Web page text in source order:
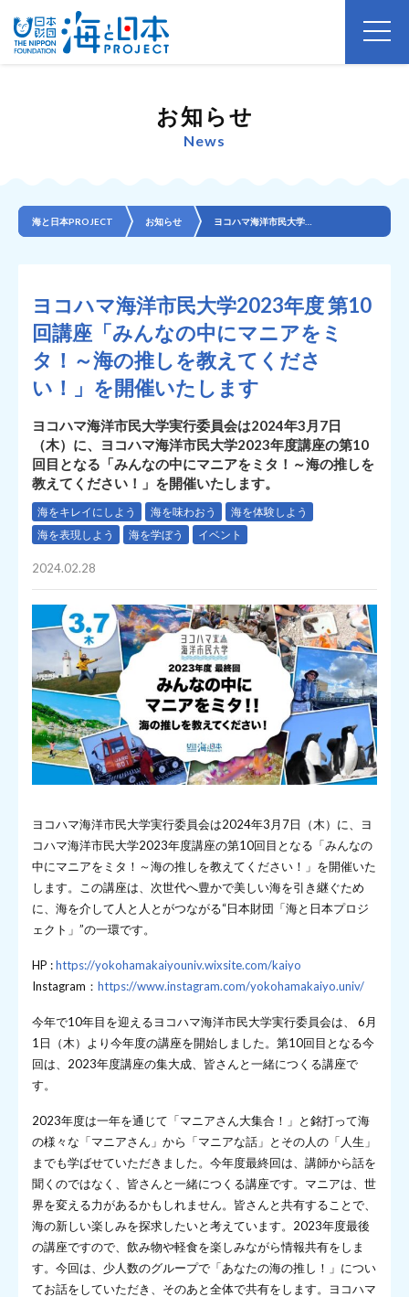
お知らせ
News
海と日本PROJECT お知らせ
ヨコハマ海洋市民大学2023年度 第10
回講座「みんなの中にマニアをミ
タ！～海の推しを教えてくださ
い！」を開催いたします
ヨコハマ海洋市民大学実行委員会は2024年3月7日
（木）に、ヨコハマ海洋市民大学2023年度講座の第10
回目となる「みんなの中にマニアをミタ！～海の推しを
教えてください！」を開催いたします。
海をキレイにしよう 海を味わおう
海を体験しよう
海を表現しよう
海を学ぼう イベント
2024.02.28
ヨコハマ海洋市民大学実行委員会は2024年3月7日（木）に、ヨ
コハマ海洋市民大学2023年度講座の第10回目となる「みんなの
中にマニアをミタ！～海の推しを教えてください！」を開催いた
します。この講座は、次世代へ豊かで美しい海を引き継ぐため
に、海を介して人と人とがつながる“日本財団「海と日本プロジ
ェクト」”の一環です。
HP :https://yokohamakaiyouniv.wixsite.com/kaiyo
Instagram： https://www.instagram.com/yokohamakaiyo.univ/
今年で10年目を迎えるヨコハマ海洋市民大学実行委員会は、 6月
1日（木）より今年度の講座を開始しました。第10回目となる今
回は、2023年度講座の集大成、皆さんと一緒につくる講座で
す。
2023年度は一年を通じて「マニアさん大集合！」と銘打って海
の様々な「マニアさん」から「マニアな話」とその人の「人生」
までも学ばせていただきました。今年度最終回は、講師から話を
聞くのではなく、皆さんと一緒につくる講座です。マニアは、世
界を変える力があるかもしれません。皆さんと共有することで、
海の新しい楽しみを探求したいと考えています。2023年度最後
の講座ですので、飲み物や軽食を楽しみながら情報共有をしま
す。今回は、少人数のグループで「あなたの海の推し！」につい
てお話をしていただき、そのあと全体で共有をします。ヨコハマ